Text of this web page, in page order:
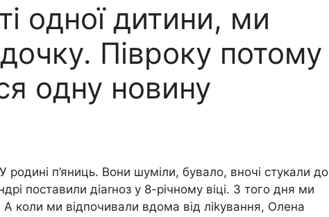
одної дитини, ми
Півроку потому
одну новину
п’яниць. Вони шyміли, бувало, вночі стукали до
поставили діаrноз у 8-річному віці. З того дня ми
коли ми відпочивали вдома від ліkування, Олена